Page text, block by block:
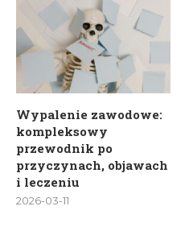
Wypalenie zawodowe:
kompleksowy
przewodnik po
przyczynach, objawach
i leczeniu
2026-03-11